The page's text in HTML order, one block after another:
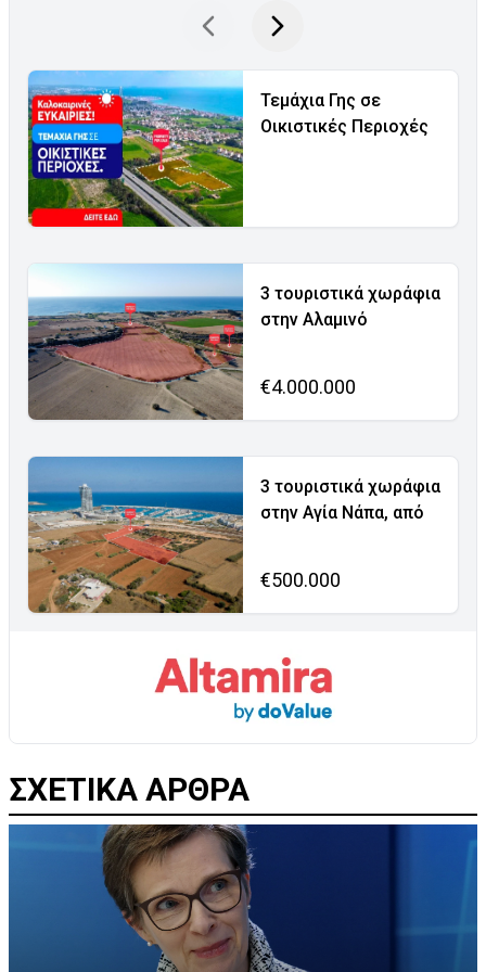
Τεμάχια Γης σε
Οικιστικές Περιοχές
3 τουριστικά χωράφια
στην Αλαμινό
€4.000.000
3 τουριστικά χωράφια
στην Αγία Νάπα, από
€500.000
ΣΧΕΤΙΚΑ ΑΡΘΡΑ